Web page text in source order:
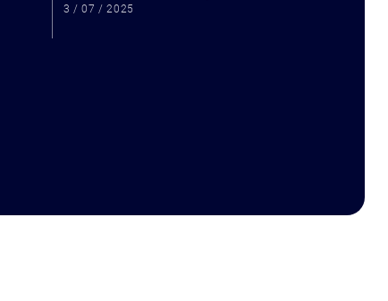
3 / 07 / 2025